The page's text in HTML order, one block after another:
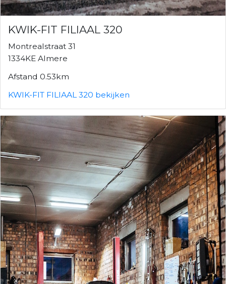
KWIK-FIT FILIAAL 320
Montrealstraat 31
1334KE Almere
Afstand 0.53km
KWIK-FIT FILIAAL 320 bekijken